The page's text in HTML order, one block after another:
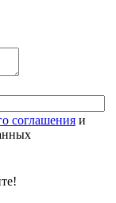
соглашения и